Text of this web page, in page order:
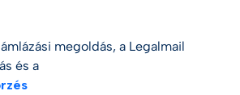
megoldás, a Legalmail
és a